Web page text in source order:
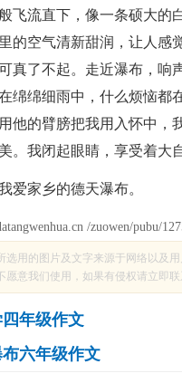
飞流直下，像一条硕大的
的空气清新甜润，让人感
真了不起。走近瀑布，响
绵绵细雨中，什么烦恼都
他的臂膀把我用入怀中，
。我闭起眼睛，享受着大
爱家乡的德天瀑布。
/zuowen/pubu/
选用的图片及文字来源于网络以及
意我们使用，如果有侵权请立即联
年级作文
六年级作文